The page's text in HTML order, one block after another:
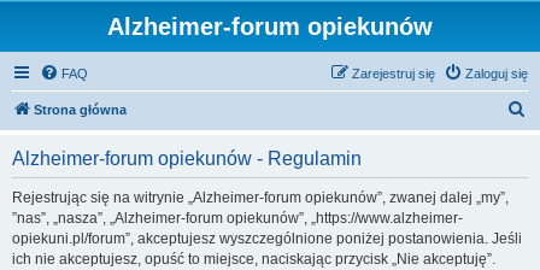
Alzheimer-forum opiekunów
FAQ Zaloguj się
Zarejestruj się
Strona główna
Alzheimer-forum opiekunów - Regulamin
Rejestrując się na witrynie „Alzheimer-forum opiekunów”, zwanej dalej „my”,
”nas”, „nasza”, „Alzheimer-forum opiekunów”, „https://www.alzheimer-
opiekuni.pl/forum”, akceptujesz wyszczególnione poniżej postanowienia. Jeśli
ich nie akceptujesz, opuść to miejsce, naciskając przycisk „Nie akceptuję”.